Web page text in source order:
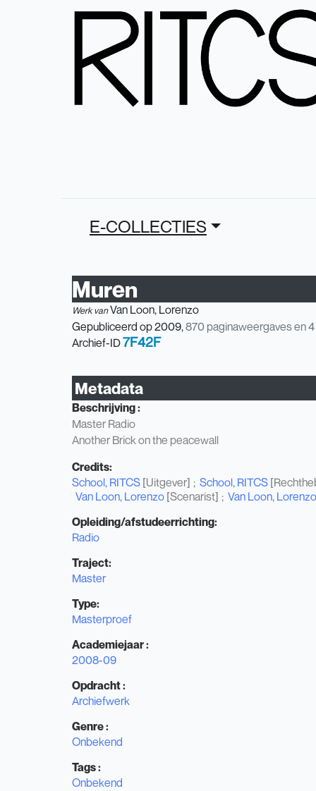
E-COLLECTIES
Muren
Werk van Van Loon, Lorenzo
Gepubliceerd op 2009,870 paginaweergaves en
Archief-ID7F42F
Metadata
Beschrijving :
Master Radio
Another Brick on the peacewall
Credits:
School, RITCS [Uitgever] School, RITCS
Van Loon, Lorenzo [Scenarist] Van Loon, Lorenzo
Opleiding/afstudeerrichting:
Radio
Traject:
Master
Type:
Masterproef
Academiejaar :
2008-09
Opdracht :
Archiefwerk
Genre :
Onbekend
Tags:
Onbekend